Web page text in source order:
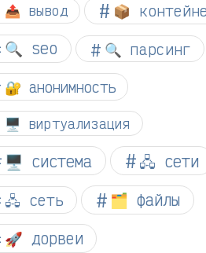
📤 вывод 📦
🔍 seo 🔍 парсинг
🔐 анонимность
🖥️ виртуализация
🖥️ система 🖧 сети
🖧 сеть 🗂️ файлы
🚀 дорвеи